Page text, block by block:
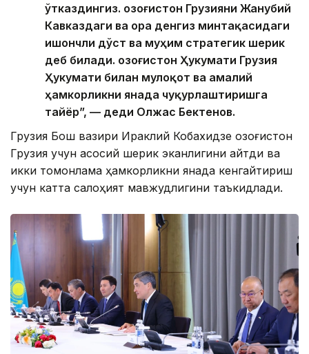
ўтказдингиз. Қозоғистон Грузияни Жанубий
Кавказдаги ва Қора денгиз минтақасидаги
ишончли дўст ва муҳим стратегик шерик
деб билади. Қозоғистон Ҳукумати Грузия
Ҳукумати билан мулоқот ва амалий
ҳамкорликни янада чуқурлаштиришга
тайёр”, — деди Олжас Бектенов.
Грузия Бош вазири Ираклий Кобахидзе Қозоғистон
Грузия учун асосий шерик эканлигини айтди ва
икки томонлама ҳамкорликни янада кенгайтириш
учун катта салоҳият мавжудлигини таъкидлади.